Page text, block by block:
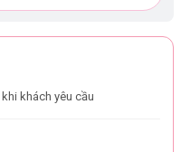
khách yêu cầu